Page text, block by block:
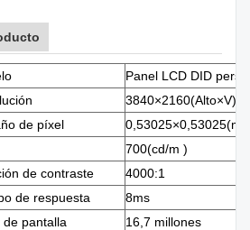
Panel LCD DID
3840×2160(Alto×V)
de píxel
700(cd/m )
de contraste
4000:1
de respuesta
8ms
de pantalla
16,7 millones